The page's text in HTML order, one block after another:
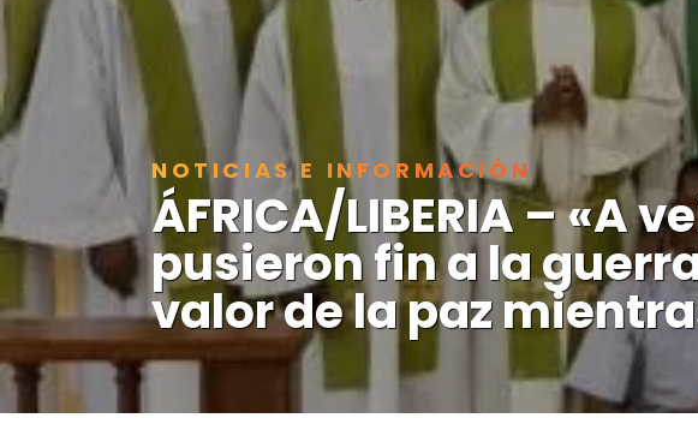
NOTICIAS E INFORMACIÓN
ÁFRICA/LIBERIA – «A
pusieron fin a la
valor de la paz